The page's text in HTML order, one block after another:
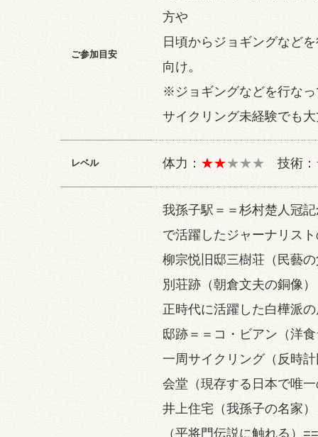
ご参加目安
方や
日頃からジョギングなど
向け。
※ジョギングなどを行な
サイクリング未経験でも
レベル 体力： ★★★★★ 技術：
我孫子駅＝＝杉村楚人冠
で活躍したジャーナリス
柳宗悦旧邸三樹荘（民藝
別荘跡（朝倉文夫の銅像
正時代に活躍した白樺派
邸跡＝＝コ・ビアン（洋
一周サイクリング（反時
会堂（現存する日本で唯
井上住宅（我孫子の名家
（平将門伝説に触れる）